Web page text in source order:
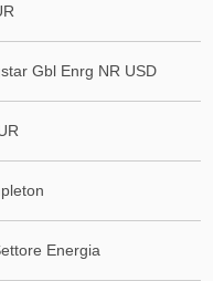
Gbl Enrg NR USD
Energia